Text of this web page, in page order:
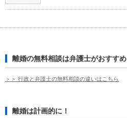
離婚の無料相談は弁護士がおすすめ
＞＞ 行政と弁護士の無料相談の違いはこちら
離婚は計画的に！